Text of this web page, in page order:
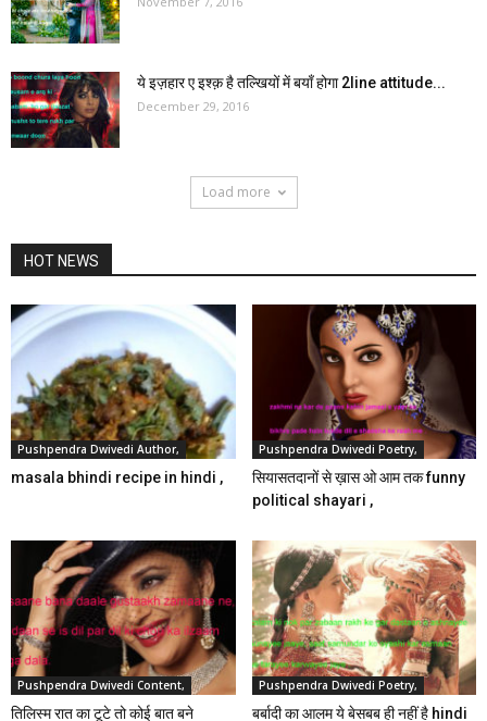
ये इज़हार ए इश्क़ है तल्खियों में बयाँ होगा 2line attitude...
December 29, 2016
Load more
HOT NEWS
Pushpendra Dwivedi Author,
masala bhindi recipe in hindi ,
Pushpendra Dwivedi Poetry,
सियासतदानों से ख़ास ओ आम तक funny
political shayari ,
Pushpendra Dwivedi Content,
तिलिस्म रात का टूटे तो कोई बात बने
Pushpendra Dwivedi Poetry,
बर्बादी का आलम ये बेसबब ही नहीं है hindi